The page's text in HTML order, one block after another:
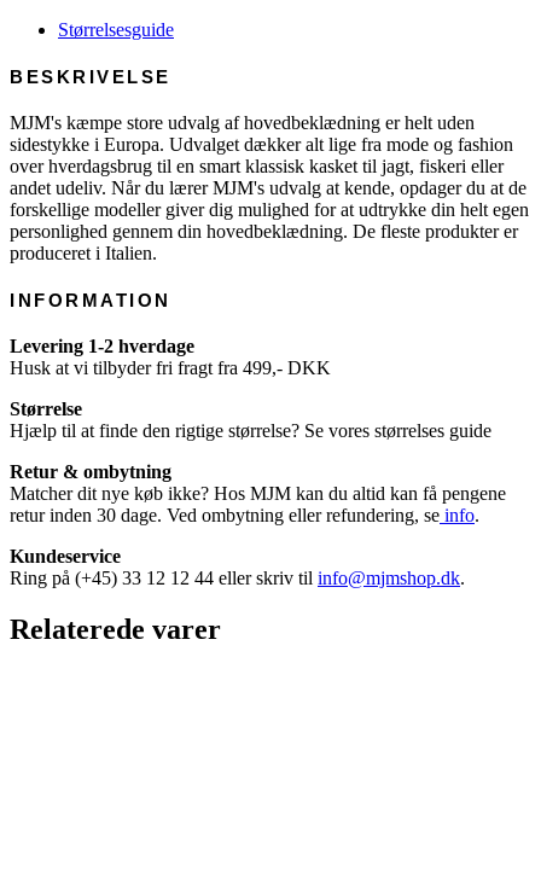
Størrelsesguide
BESKRIVELSE
MJM's kæmpe store udvalg af hovedbeklædning er helt uden
sidestykke i Europa. Udvalget dækker alt lige fra mode og fashion
over hverdagsbrug til en smart klassisk kasket til jagt, fiskeri eller
andet udeliv. Når du lærer MJM's udvalg at kende, opdager du at de
forskellige modeller giver dig mulighed for at udtrykke din helt egen
personlighed gennem din hovedbeklædning. De fleste produkter er
produceret i Italien.
INFORMATION
Levering 1-2 hverdage
Husk at vi tilbyder fri fragt fra 499,- DKK
Størrelse
Hjælp til at finde den rigtige størrelse? Se vores størrelses guide
Retur & ombytning
Matcher dit nye køb ikke? Hos MJM kan du altid kan få pengene
retur inden 30 dage. Ved ombytning eller refundering, se info.
Kundeservice
Ring på (+45) 33 12 12 44 eller skriv til info@mjmshop.dk.
Relaterede varer